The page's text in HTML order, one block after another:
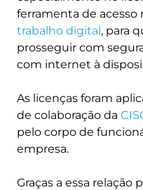
ferramenta de acesso
trabalho digital, para
prosseguir com
com internet à
As licenças foram
de colaboração da
pelo corpo de
empresa.
Graças a essa relação